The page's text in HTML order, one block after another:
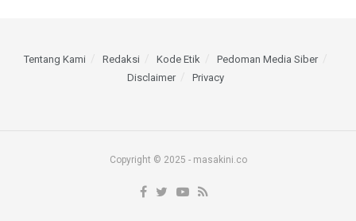
Tentang Kami Redaksi Kode Etik
Pedoman Media Siber
Disclaimer
Privacy
Copyright © 2025 - masakini.co